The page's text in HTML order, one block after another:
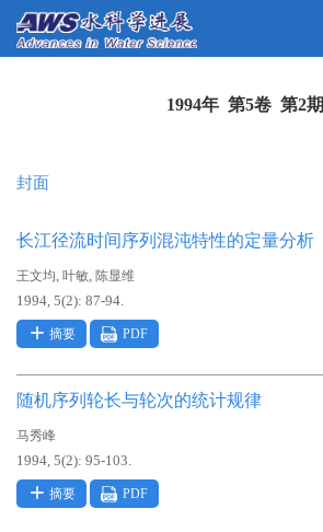
1994年 第5卷 第2期
封面
长江径流时间序列混沌特性的定量分析
王文均, 叶敏, 陈显维
1994, 5(2): 87-94.
摘要 PDF
随机序列轮长与轮次的统计规律
马秀峰
1994, 5(2): 95-103.
摘要 PDF